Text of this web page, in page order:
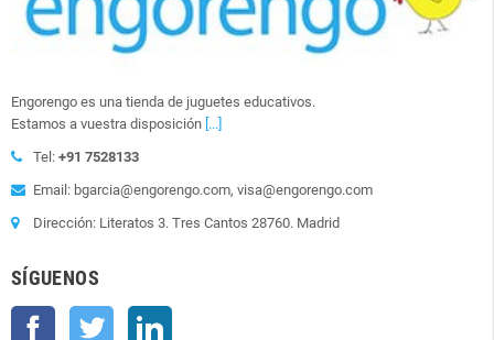
Engorengo es una tienda de juguetes educativos.
Estamos a vuestra disposición [...]
Tel: +91 7528133
Email: bgarcia@engorengo.com, visa@engorengo.com
Dirección: Literatos 3. Tres Cantos 28760. Madrid
SÍGUENOS
Facebook Twitter